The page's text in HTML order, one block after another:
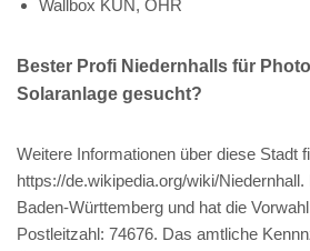
Wallbox KÜN, ÖHR
Bester Profi Niedernhalls für
Solaranlage gesucht?
Weitere Informationen über diese Stadt
https://de.wikipedia.org/wiki/Niedernhall.
Baden-Württemberg und hat die
Postleitzahl: 74676. Das amtliche